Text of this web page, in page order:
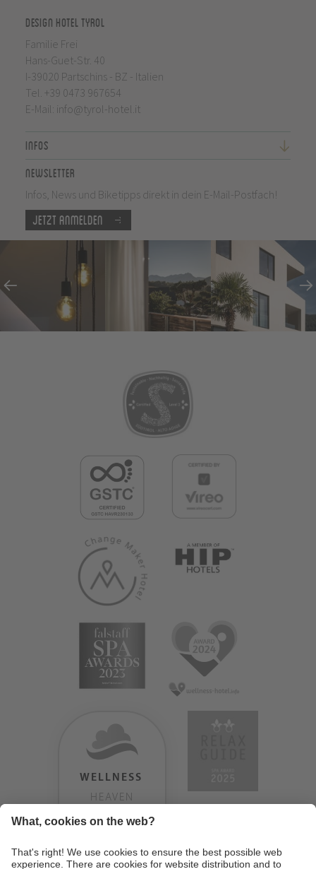
Design Hotel Tyrol
Familie Frei
Hans-Guet-Str. 40
I-39020 Partschins - BZ - Italien
Tel. +39 0473 967654
E-Mail: info@tyrol-hotel.it
Infos
Newsletter
Infos, News und Biketipps direkt in dein E-Mail-Postfach!
Jetzt anmelden
WELLNESS
HEAVEN
TESTERGEBNIS: